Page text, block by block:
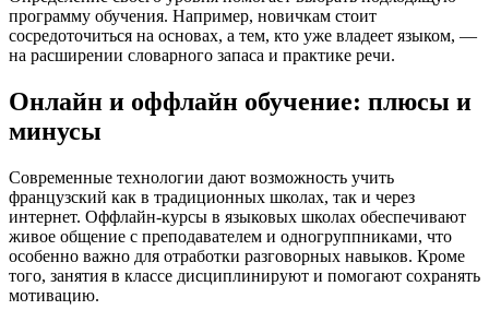
программу обучения. Например, новичкам стоит
сосредоточиться на основах, а тем, кто уже владеет языком, —
на расширении словарного запаса и практике речи.
Онлайн и оффлайн обучение: плюсы и
минусы
Современные технологии дают возможность учить
французский как в традиционных школах, так и через
интернет. Оффлайн-курсы в языковых школах обеспечивают
живое общение с преподавателем и одногруппниками, что
особенно важно для отработки разговорных навыков. Кроме
того, занятия в классе дисциплинируют и помогают сохранять
мотивацию.